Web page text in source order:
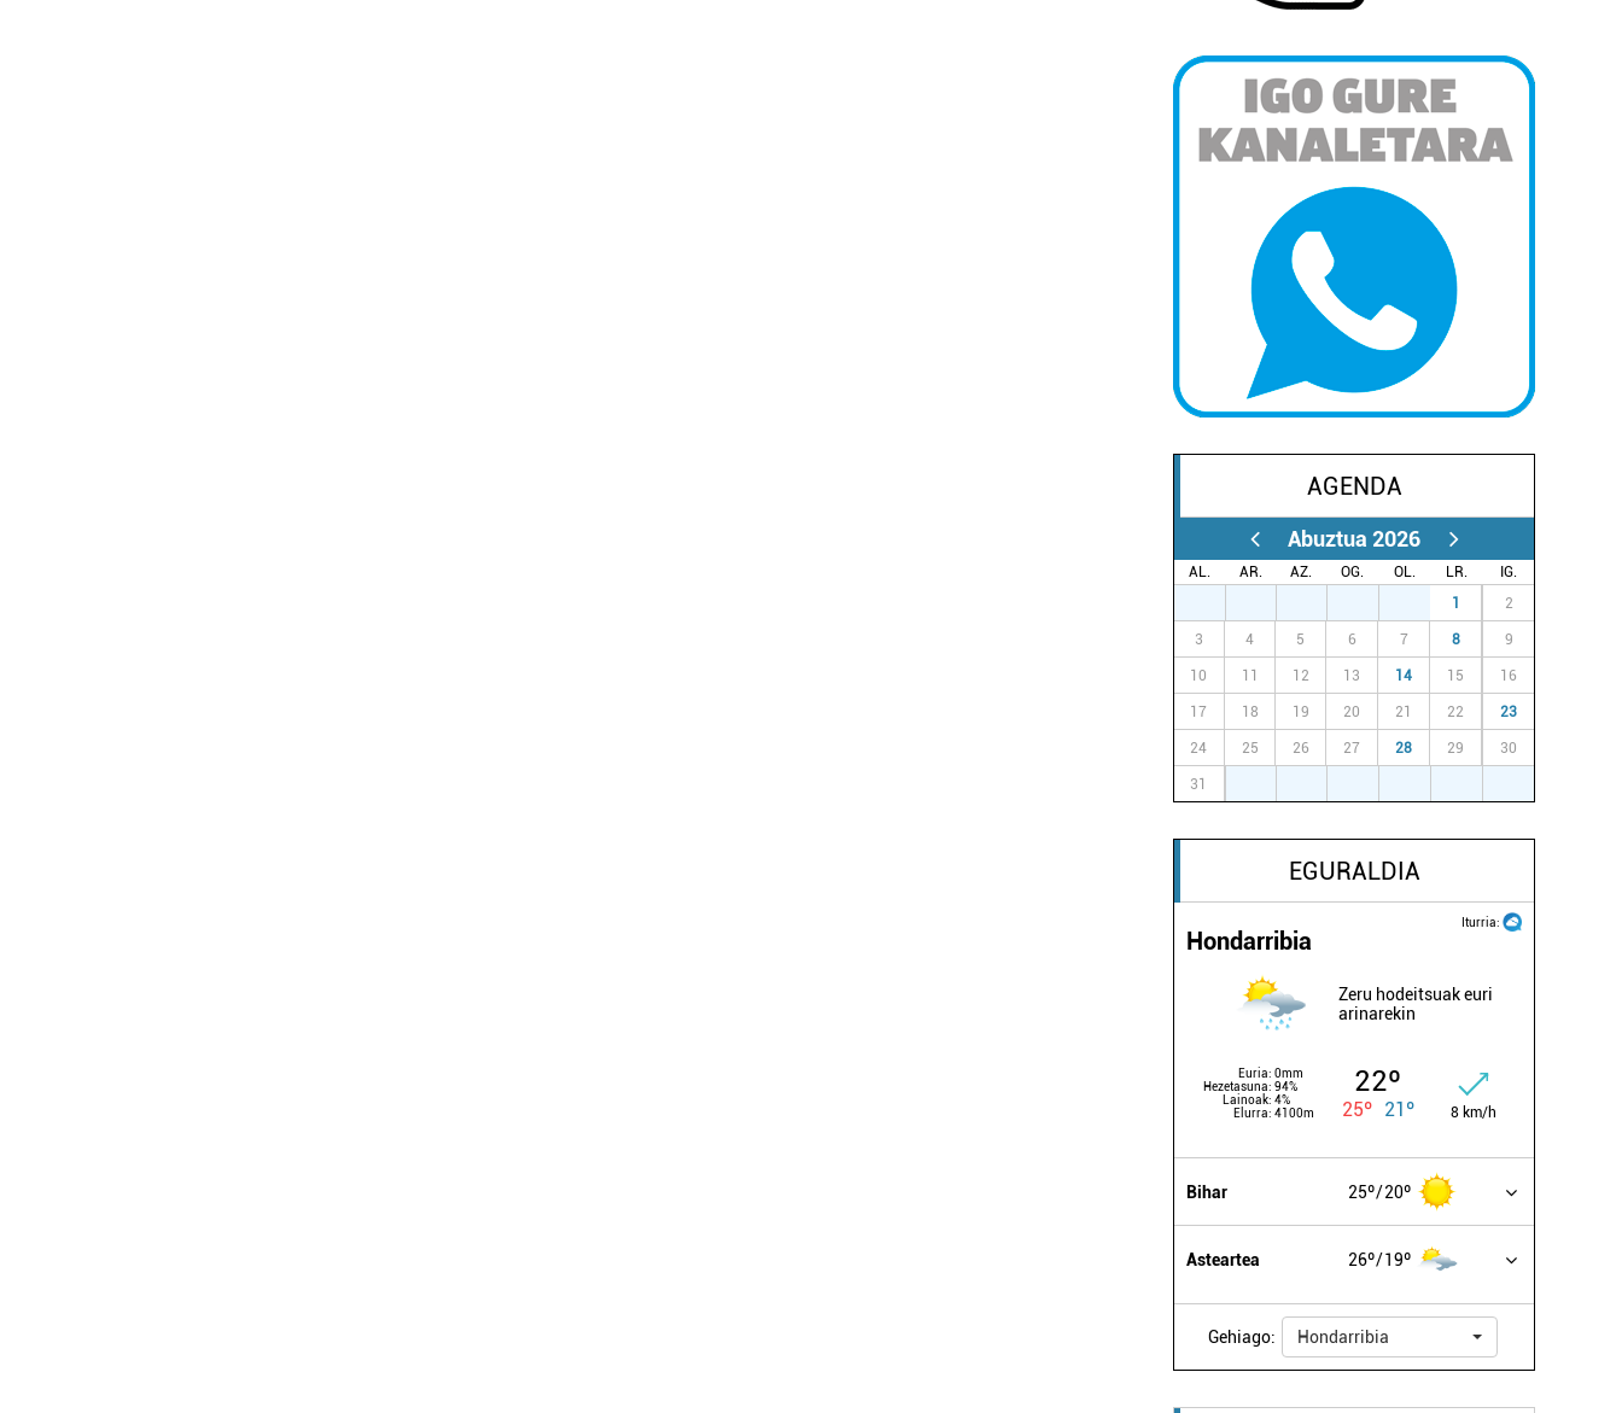
AGENDA
Abuztua 2026
AL. AR. AZ. OG. OL. LR.
IG.
1 2
3 4 5 6 7 8 9
10 11 12 13 14 15 16
17 18 19 20 21 22 23
24 25 26 27 28 29 30
31
EGURALDIA
Iturria:
Hondarribia
Zeru hodeitsuak euri
arinarekin
Euria: 0mm
Hezetasuna: 94%
Lainoak: 4%
Elurra: 4100m
22º
25º 21º 8 km/h
Bihar 25º 20º
Asteartea 26º 19º
Gehiago: Hondarribia